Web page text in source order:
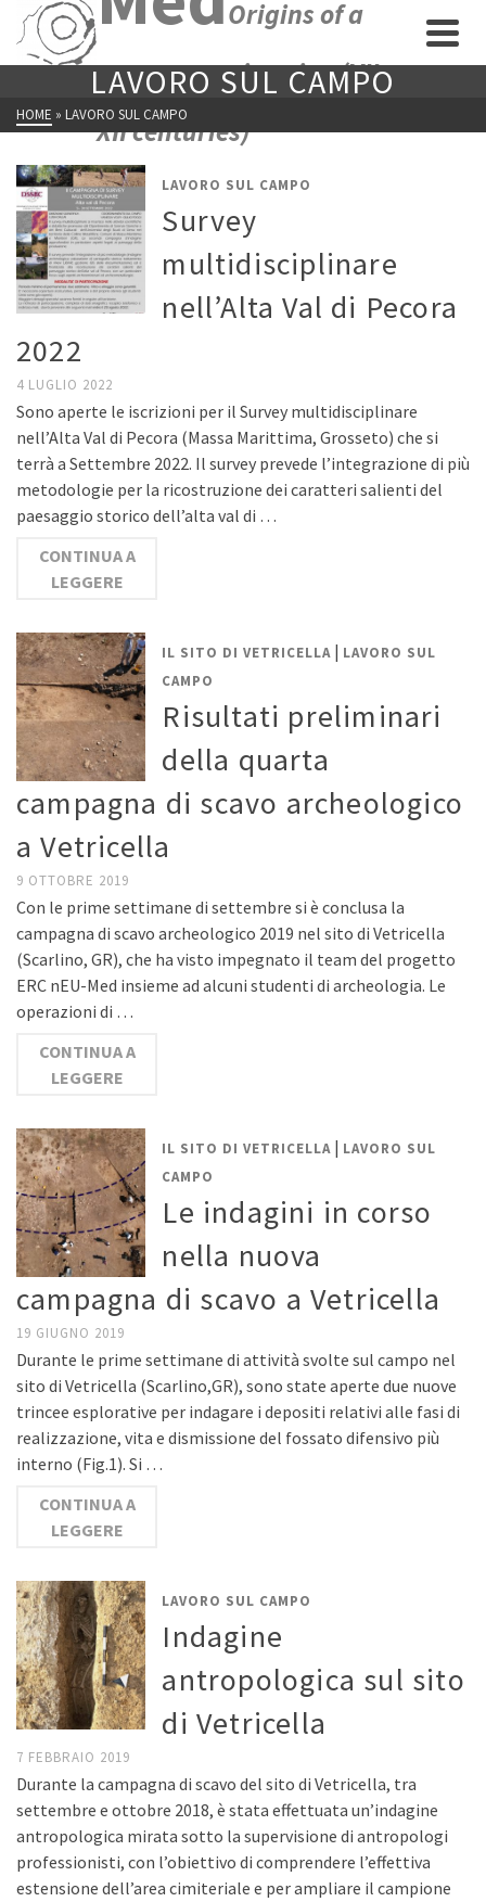
Origins of a
new economic union (VII-
XII centuries)
LAVORO SUL CAMPO
HOME » LAVORO SUL CAMPO
LAVORO SUL CAMPO
Survey
multidisciplinare
nell’Alta Val di Pecora
2022
4 LUGLIO 2022
Sono aperte le iscrizioni per il Survey multidisciplinare
nell’Alta Val di Pecora (Massa Marittima, Grosseto) che si
terrà a Settembre 2022. Il survey prevede l’integrazione di più
metodologie per la ricostruzione dei caratteri salienti del
paesaggio storico dell’alta val di …
CONTINUA A
LEGGERE
IL SITO DI VETRICELLA | LAVORO SUL
CAMPO
Risultati preliminari
della quarta
campagna di scavo archeologico
a Vetricella
9 OTTOBRE 2019
Con le prime settimane di settembre si è conclusa la
campagna di scavo archeologico 2019 nel sito di Vetricella
(Scarlino, GR), che ha visto impegnato il team del progetto
ERC nEU-Med insieme ad alcuni studenti di archeologia. Le
operazioni di …
CONTINUA A
LEGGERE
IL SITO DI VETRICELLA | LAVORO SUL
CAMPO
Le indagini in corso
nella nuova
campagna di scavo a Vetricella
19 GIUGNO 2019
Durante le prime settimane di attività svolte sul campo nel
sito di Vetricella (Scarlino,GR), sono state aperte due nuove
trincee esplorative per indagare i depositi relativi alle fasi di
realizzazione, vita e dismissione del fossato difensivo più
interno (Fig.1). Si …
CONTINUA A
LEGGERE
LAVORO SUL CAMPO
Indagine
antropologica sul sito
di Vetricella
7 FEBBRAIO 2019
Durante la campagna di scavo del sito di Vetricella, tra
settembre e ottobre 2018, è stata effettuata un’indagine
antropologica mirata sotto la supervisione di antropologi
professionisti, con l’obiettivo di comprendere l’effettiva
estensione dell’area cimiteriale e per ampliare il campione